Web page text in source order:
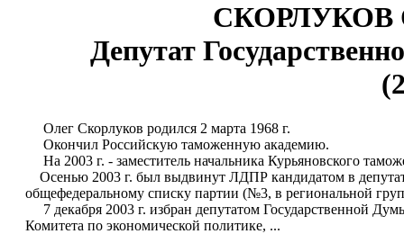
СКОРЛУКОВ
Депутат
Олег Скорлуков родился 2 марта 1968 г.
Окончил Российскую таможенную академию.
На 2003 г. - заместитель начальника Курьяновского
Осенью 2003 г. был выдвинут ЛДПР кандидатом в
общефедеральному списку партии (№3, в региональной
7 декабря 2003 г. избран депутатом Государственной
Комитета по экономической политике, ...